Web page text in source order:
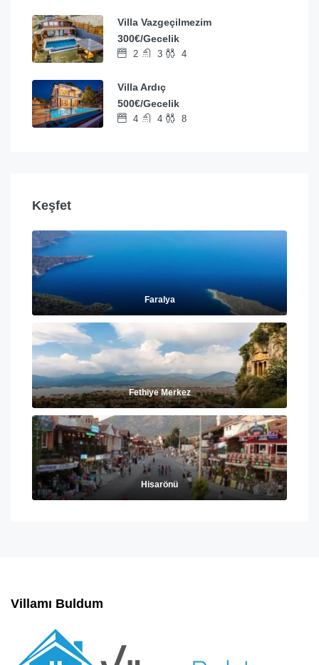
Villa Vazgeçilmezim
300€/Gecelik
2 3 4
Villa Ardıç
500€/Gecelik
4 4 8
Keşfet
Faralya
Fethiye Merkez
Hisarönü
Villamı Buldum